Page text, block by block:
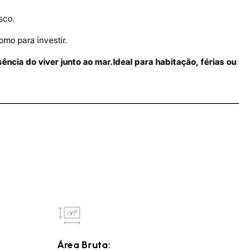
para investir.
do viver junto ao mar.Ideal para habitação, férias
Área Bruta: